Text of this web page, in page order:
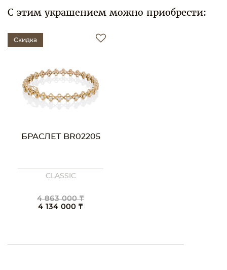
С этим украшением можно приобрести:
Скидка
БРАСЛЕТ BR02205
CLASSIC
4 863 000 ₸
4 134 000 ₸